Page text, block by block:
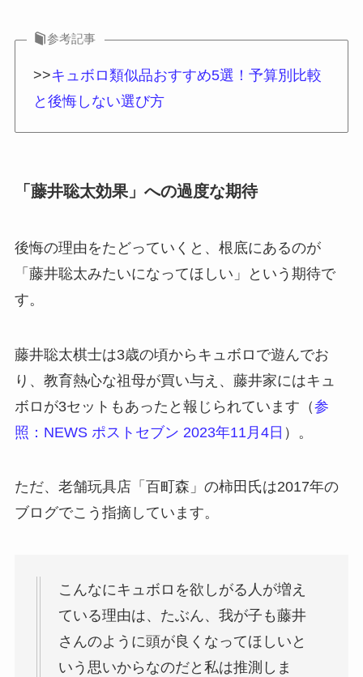
参考記事
>>キュボロ類似品おすすめ5選！予算別比較
と後悔しない選び方
「藤井聡太効果」への過度な期待
後悔の理由をたどっていくと、根底にあるのが
「藤井聡太みたいになってほしい」という期待で
す。
藤井聡太棋士は3歳の頃からキュボロで遊んでお
り、教育熱心な祖母が買い与え、藤井家にはキュ
ボロが3セットもあったと報じられています（参
照：NEWS ポストセブン 2023年11月4日 ）。
ただ、老舗玩具店「百町森」の柿田氏は2017年の
ブログでこう指摘しています。
こんなにキュボロを欲しがる人が増え
ている理由は、たぶん、我が子も藤井
さんのように頭が良くなってほしいと
いう思いからなのだと私は推測しま